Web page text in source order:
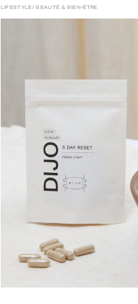
BEAUTÉ & BIEN-ÊTRE
LIFESTYLE